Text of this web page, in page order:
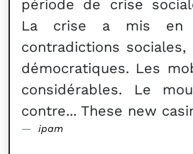
période de crise
La crise a mis en
contradictions
démocratiques. Les
considérables. Le
contre... These new
ipam